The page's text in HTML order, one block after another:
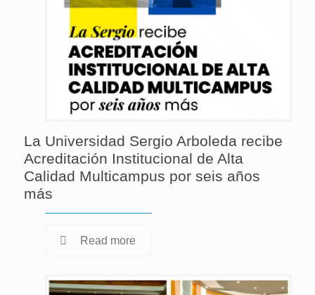
La Universidad Sergio Arboleda recibe
Acreditación Institucional de Alta
Calidad Multicampus por seis años
más
Read more